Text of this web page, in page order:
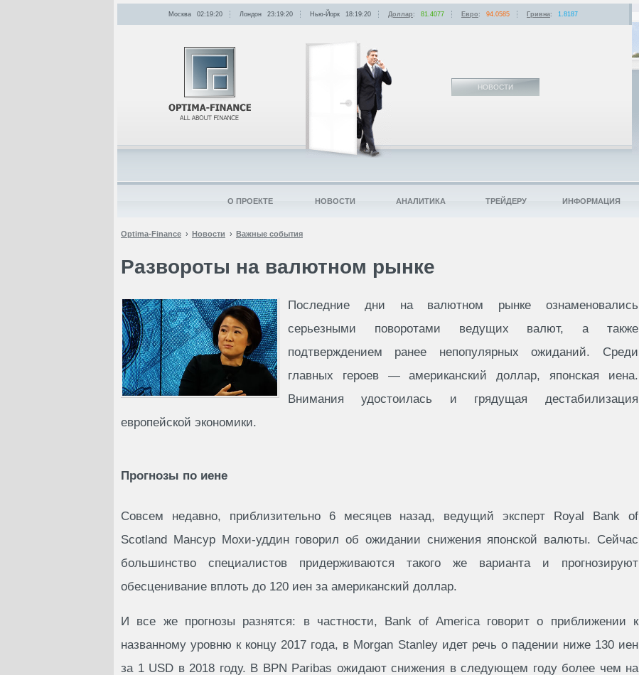
Optima-Finance Новости Важные события
Развороты на валютном рынке
Последние дни на валютном рынке ознаменовались
серьезными поворотами ведущих валют, а также
подтверждением ранее непопулярных ожиданий. Среди
главных героев — американский доллар, японская иена.
Внимания удостоилась и грядущая дестабилизация
европейской экономики.
Прогнозы по иене
Совсем недавно, приблизительно 6 месяцев назад, ведущий эксперт Royal Bank of
Scotland Мансур Мохи-уддин говорил об ожидании снижения японской валюты. Сейчас
большинство специалистов придерживаются такого же варианта и прогнозируют
обесценивание вплоть до 120 иен за американский доллар.
И все же прогнозы разнятся: в частности, Bank of America говорит о приближении к
названному уровню к концу 2017 года, в Morgan Stanley идет речь о падении ниже 130 иен
за 1 USD в 2018 году. В BPN Paribas ожидают снижения в следующем году более чем на
НОВОСТИ
Москва 02:19:20 Лондон 23:19:20 Нью-Йорк 18:19:20 Доллар: 81.4077 Евро: 94.0585 Гривна: 1.8187
О ПРОЕКТЕ НОВОСТИ АНАЛИТИКА ТРЕЙДЕРУ ИНФОРМАЦИЯ